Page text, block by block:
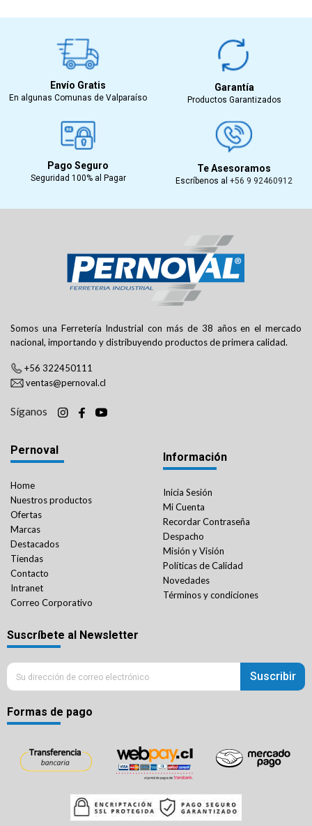
Envío Gratis
En algunas Comunas de Valparaíso
Garantía
Productos Garantizados
Pago Seguro
Seguridad 100% al Pagar
Te Asesoramos
Escríbenos al +56 9 92460912
Somos una Ferretería Industrial con más de 38 años en el mercado
nacional, importando y distribuyendo productos de primera calidad.
+56 322450111
ventas@pernoval.cl
Síganos
Pernoval
Home
Nuestros productos
Ofertas
Marcas
Destacados
Tiendas
Contacto
Intranet
Correo Corporativo
Información
Inicia Sesión
Mi Cuenta
Recordar Contraseña
Despacho
Misión y Visión
Políticas de Calidad
Novedades
Términos y condiciones
Suscríbete al Newsletter
Suscribir
Formas de pago